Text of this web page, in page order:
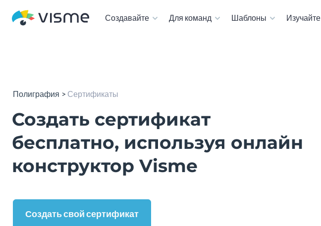
Создавайте Для команд Шаблоны Изучайте
Полиграфия Сертификаты
Создать сертификат
бесплатно, используя онлайн
конструктор Visme
Создать свой сертификат